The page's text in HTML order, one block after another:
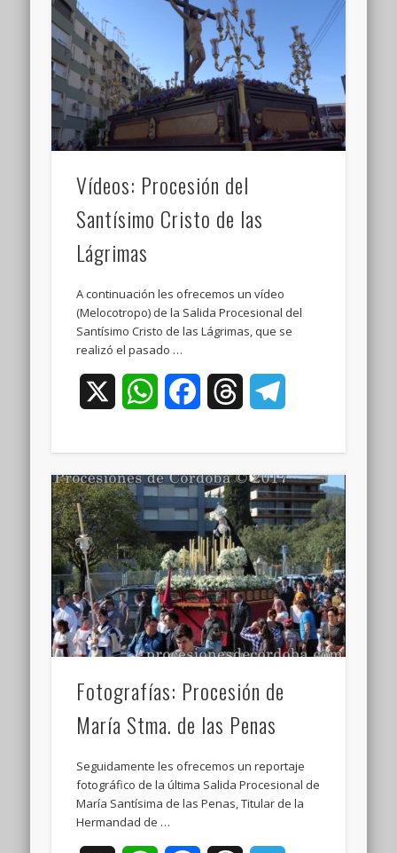
Vídeos: Procesión del
Santísimo Cristo de las
Lágrimas
A continuación les ofrecemos un vídeo
(Melocotropo) de la Salida Procesional del
Santísimo Cristo de las Lágrimas, que se
realizó el pasado …
WhatsAppFacebookThreads
Fotografías: Procesión de
María Stma. de las Penas
Seguidamente les ofrecemos un reportaje
fotográfico de la última Salida Procesional de
María Santísima de las Penas, Titular de la
Hermandad de …